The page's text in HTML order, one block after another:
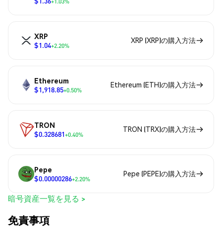
XRP
$1.04+2.20%
XRP (XRP)の購入方法
Ethereum
$1,918.85+0.50%
Ethereum (ETH)の購入方法
TRON
$0.328681+0.40%
TRON (TRX)の購入方法
Pepe
$0.00000286+2.20%
Pepe (PEPE)の購入方法
暗号資産一覧を見る >
免責事項